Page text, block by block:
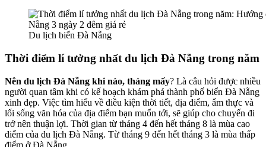
Du lịch biển Đà Nẵng
Thời điểm lí tưởng nhất du lịch Đà Nẵng trong năm
Nên du lịch Đà Nẵng khi nào, tháng mấy? Là câu hỏi được nhiều
người quan tâm khi có kế hoạch khám phá thành phố biển Đà Nẵng
xinh đẹp. Việc tìm hiểu về điều kiện thời tiết, địa điểm, ẩm thực và
lối sống văn hóa của địa điểm bạn muốn tới, sẽ giúp cho chuyến đi
trở nên thuận lợi. Thời gian từ tháng 4 đến hết tháng 8 là mùa cao
điểm của du lịch Đà Nẵng. Từ tháng 9 đến hết tháng 3 là mùa thấp
điểm ở Đà Nẵng.